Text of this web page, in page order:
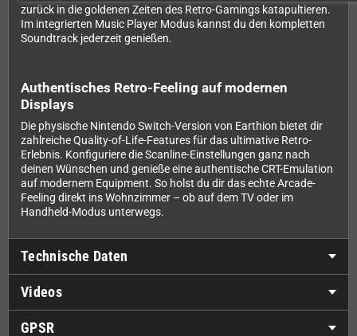
zurück in die goldenen Zeiten des Retro-Gamings katapultieren.
Im integrierten Music Player Modus kannst du den kompletten
Soundtrack jederzeit genießen.
Authentisches Retro-Feeling auf modernen
Displays
Die physische Nintendo Switch-Version von Earthion bietet dir
zahlreiche Quality-of-Life-Features für das ultimative Retro-
Erlebnis. Konfiguriere die Scanline-Einstellungen ganz nach
deinen Wünschen und genieße eine authentische CRT-Emulation
auf modernem Equipment. So holst du dir das echte Arcade-
Feeling direkt ins Wohnzimmer – ob auf dem TV oder im
Handheld-Modus unterwegs.
Technische Daten
Videos
GPSR